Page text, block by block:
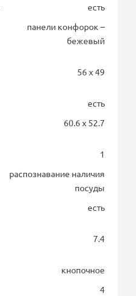
есть
панели конфорок –
бежевый
56 x 49
есть
60.6 x 52.7
1
распознавание наличия
посуды
есть
7.4
кнопочное
4